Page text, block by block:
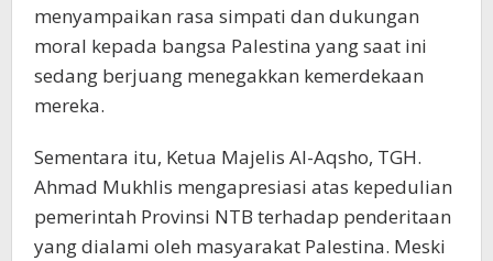
menyampaikan rasa simpati dan dukungan
moral kepada bangsa Palestina yang saat ini
sedang berjuang menegakkan kemerdekaan
mereka.
Sementara itu, Ketua Majelis Al-Aqsho, TGH.
Ahmad Mukhlis mengapresiasi atas kepedulian
pemerintah Provinsi NTB terhadap penderitaan
yang dialami oleh masyarakat Palestina. Meski